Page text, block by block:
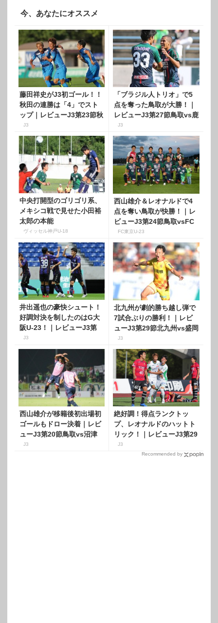
今、あなたにオススメ
藤田祥史がJ3初ゴール！！
秋田の連勝は「4」でスト
ップ｜レビューJ3第23節秋
田vs鳥取
J3
「ブラジル人トリオ」で5
点を奪った鳥取が大勝！｜
レビューJ3第27節鳥取vs鹿
児島
J3
中央打開型のゴリゴリ系、
メキシコ戦で見せた小田裕
太郎の本能
ヴィッセル神戸U-18
西山雄介＆レオナルドで4
点を奪い鳥取が快勝！｜レ
ビューJ3第24節鳥取vsFC
東京U-23
FC東京U-23
井出遥也の豪快シュート！
好調対決を制したのはG大
阪U-23！｜レビューJ3第
26節G大阪U-23vs鳥取
J3
北九州が劇的勝ち越し弾で
7試合ぶりの勝利！｜レビ
ューJ3第29節北九州vs盛岡
J3
西山雄介が移籍後初出場初
ゴールもドロー決着｜レビ
ューJ3第20節鳥取vs沼津
J3
絶好調！得点ランクトッ
プ、レオナルドのハットト
リック！｜レビューJ3第29
節福島vs鳥取
J3
Recommended by